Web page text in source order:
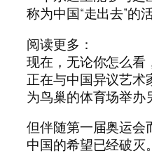
称为中国“走出去”的
阅读更多：
现在，无论你怎么
正在与中国异议艺术
为鸟巢的体育场举办
但伴随第一届奥运会
中国的希望已经破灭。